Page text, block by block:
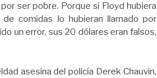
ser pobre. Porque si Floyd hubiera
comidas lo hubieran llamado por
un error, sus 20 dólares eran falsos,
asesina del policía Derek Chauvin,